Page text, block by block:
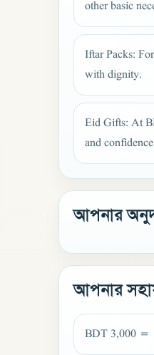
other basic
Iftar Packs:
with dignity.
Eid Gifts: At
and
আপনার
আপনার
BDT 3,000 =